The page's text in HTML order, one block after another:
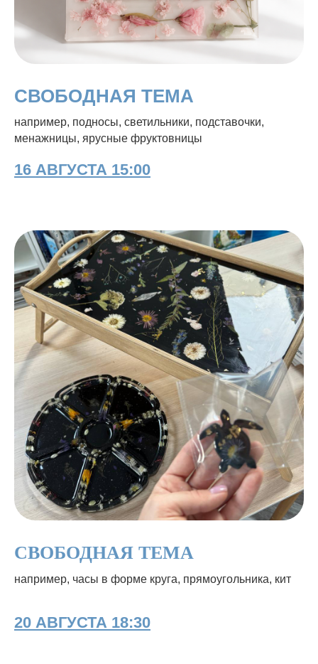
СВОБОДНАЯ ТЕМА
например, подносы, светильники, подставочки,
менажницы, ярусные фруктовницы
16 АВГУСТА 15:00
СВОБОДНАЯ ТЕМА
например, часы в форме круга, прямоугольника, кит
20 АВГУСТА 18:30